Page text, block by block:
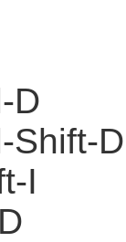
D
Shift-D
I